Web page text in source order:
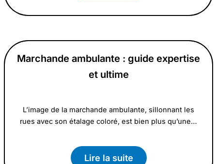
Marchande ambulante : guide expertise
et ultime
L’image de la marchande ambulante, sillonnant les
rues avec son étalage coloré, est bien plus qu’une…
Lire la suite